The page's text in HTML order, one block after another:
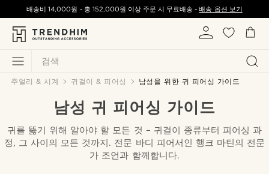
검색
배송비14,000원 - 총 152,000원 이상 주문 시 무료배송 -배송 옵션 보기
주얼리 & 시계 귀걸이 & 피어싱 남성을 위한 귀 피어싱 가이드
남성 귀 피어싱 가이드
귀를 뚫기 위해 알아야 할 모든 것 – 귀걸이 종류부터 피어싱 과
정, 그 사이의 모든 것까지. 전문 바디 피어서인 행크 마틴의 전문
가 조언과 함께합니다.